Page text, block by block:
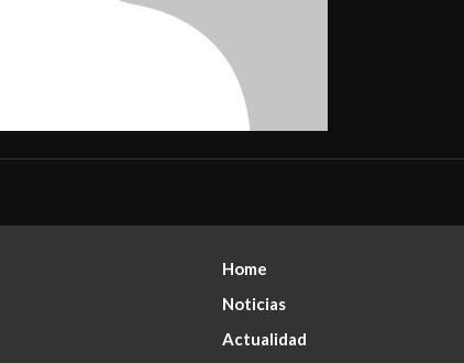
Home
Noticias
Actualidad